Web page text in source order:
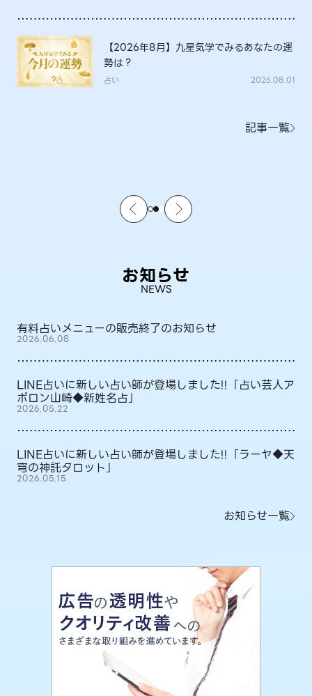
【2026年8月】九星気学でみるあなたの運
勢は？
占い 2026.08.01
記事一覧
お知らせ
NEWS
有料占いメニューの販売終了のお知らせ
2026.06.08
LINE占いに新しい占い師が登場しました!!「占い芸人ア
ポロン山崎◆新姓名占」
2026.05.22
LINE占いに新しい占い師が登場しました!!「ラーヤ◆天
穹の神託タロット」
2026.05.15
お知らせ一覧